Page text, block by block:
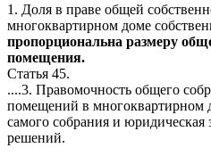
1. Доля в праве общей
многоквартирном доме
пропорциональна размеру
помещения.
Статья 45.
....3. Правомочность общего
помещений в многоквартирном
самого собрания и
решений.